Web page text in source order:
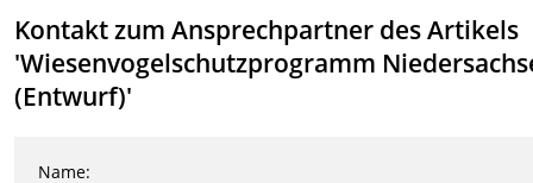
Kontakt zum Ansprechpartner des Artikels
'Wiesenvogelschutzprogramm
(Entwurf)'
Name: